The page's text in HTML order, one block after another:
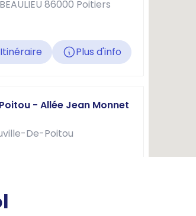
86000 Poitiers
Itinéraire Plus d'info
- Allée Jean Monnet
De-Poitou